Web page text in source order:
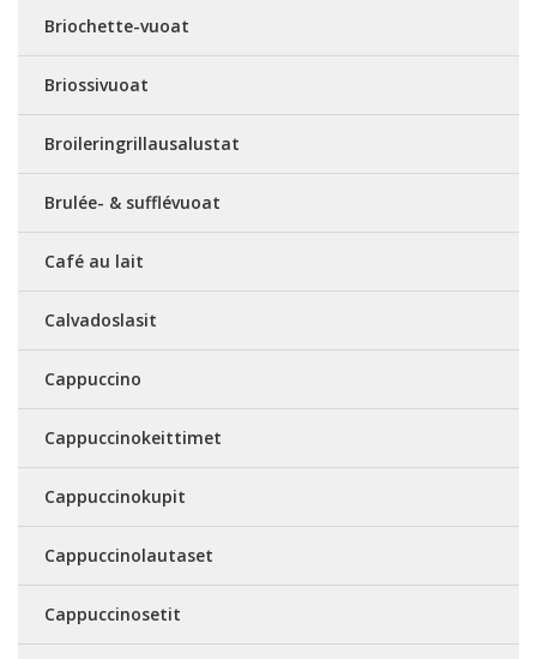
Briochette-vuoat
Briossivuoat
Broileringrillausalustat
Brulée- & sufflévuoat
Café au lait
Calvadoslasit
Cappuccino
Cappuccinokeittimet
Cappuccinokupit
Cappuccinolautaset
Cappuccinosetit